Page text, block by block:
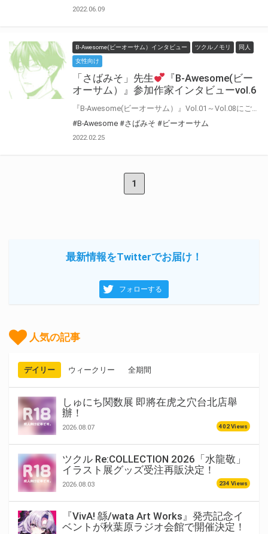
2022.06.09
B-Awesome(ビーオーサム）インタビュー ツクルノモリ 同人
女性向け
「さばみそ」先生
『B-Awesome(ビー
オーサム）』参加作家インタビューvol.6
#B-Awesome #さばみそ #ビーオーサム
2022.02.25
1
最新情報をTwitterでお届け！
フォローする
人気の記事
デイリー ウィークリー 全期間
しゅにち関数展 即將在虎之穴台北店舉
辦！
2026.08.07 402 Views
ツクル Re:COLLECTION 2026「水龍敬」
イラスト展グッズ受注再販決定！
2026.08.03 234 Views
『VivA! 緜/wata Art Works』発売記念イ
ベントが秋葉原ラジオ会館で開催決定！